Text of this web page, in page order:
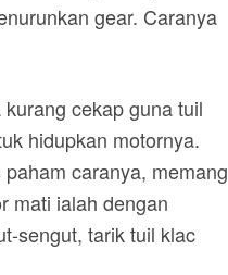
gear. Caranya
cekap guna tuil
hidupkan motornya.
caranya, memang
mati ialah dengan
sengut, tarik tuil klac